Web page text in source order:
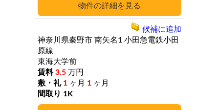
詳細
神奈川県秦野市 南矢名1 小田急電鉄小田
原線
東海大学前
3.5 万円
1 ヶ月 1 ヶ月
1K
候補に追加